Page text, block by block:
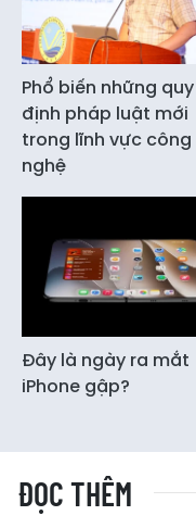
Phổ biến những quy
định pháp luật mới
trong lĩnh vực công
nghệ
Đây là ngày ra mắt
iPhone gập?
ĐỌC THÊM